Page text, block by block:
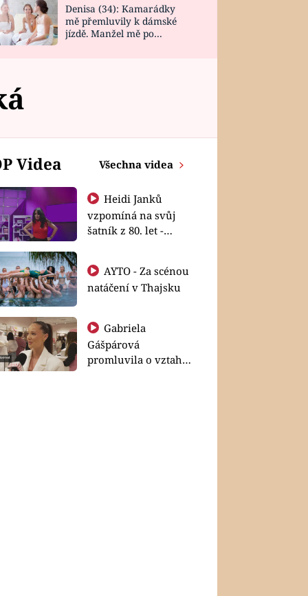
Denisa (34): Kamarádky
mě přemluvily k dámské
jízdě. Manžel mě po
Videa Všechna videa
Heidi Janků
vzpomíná na svůj
šatník z 80. let -
natáčení v Thajsku
Gabriela
Gášpárová
promluvila o vztahu